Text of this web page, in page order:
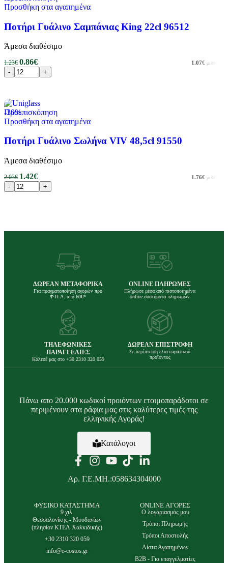
Προσθήκη στα αγαπημένα
Ποτήρι Γυάλινο Σαμπάνιας King 22cl 96512
Άμεσα διαθέσιμο
1.23€ 0.86€ 1.07€ με ΦΠΑ
-30%
Προεπισκόπηση
Προσθήκη στα αγαπημένα
Ποτήρι Γυάλινο Σωλήνα VIV 48,5cl 91550
Άμεσα διαθέσιμο
2.03€ 1.42€ 1.76€ με ΦΠΑ
ΔΩΡΕΑΝ ΜΕΤΑΦΟΡΙΚΑ
Για πραγματοποίηση αγορών προ
Φ.Π.Α. από 60€*
ONLINE ΠΛΗΡΩΜΕΣ
Πλήρωσε μέσα από πιστοποιημένα
online συστήματα πληρωμών
ΤΗΛΕΦΩΝΙΚΕΣ
ΠΑΡΑΓΓΕΛΙΕΣ
Κάλεσέ μας στο +30 2310 320 059
ΔΩΡΕΑΝ ΕΠΙΣΤΡΟΦΗ
Σε περίπτωση ελαττωματικού
προϊόντος
Πάνω απο 20.000 κωδικοί προιόντων ετοιμοπαράδοτοι σε
περιμένουν στα ράφια μας στις καλύτερες τιμές της
ελληνικής Αγοράς!
Κατάλογοι
Αρ. Γ.Ε.ΜΗ.:058634304000
ΦΥΣΙΚΟ ΚΑΤΑΣΤΗΜΑ
9 χιλ.
Θεσσαλονίκης - Μουδανίων
(πλησίον ΚΤΕΛ Χαλκιδικής)
+30 2310 320 059
info@e-costos.gr
ONLINE ΑΓΟΡΕΣ
Ο λογαριασμός μου
Τρόποι Πληρωμής
Τρόποι Αποστολής
Λίστα Αγαπημένων
B2B - Για επαγγελματίες